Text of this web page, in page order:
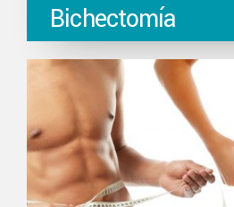
Bichectomía